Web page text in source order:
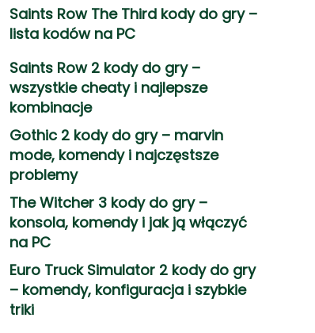
Saints Row The Third kody do gry –
lista kodów na PC
Saints Row 2 kody do gry –
wszystkie cheaty i najlepsze
kombinacje
Gothic 2 kody do gry – marvin
mode, komendy i najczęstsze
problemy
The Witcher 3 kody do gry –
konsola, komendy i jak ją włączyć
na PC
Euro Truck Simulator 2 kody do gry
– komendy, konfiguracja i szybkie
triki